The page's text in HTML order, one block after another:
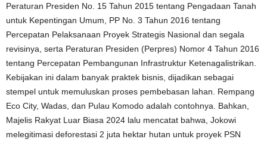
Peraturan Presiden No. 15 Tahun 2015 tentang Pengadaan Tanah
untuk Kepentingan Umum, PP No. 3 Tahun 2016 tentang
Percepatan Pelaksanaan Proyek Strategis Nasional dan segala
revisinya, serta Peraturan Presiden (Perpres) Nomor 4 Tahun 2016
tentang Percepatan Pembangunan Infrastruktur Ketenagalistrikan.
Kebijakan ini dalam banyak praktek bisnis, dijadikan sebagai
stempel untuk memuluskan proses pembebasan lahan. Rempang
Eco City, Wadas, dan Pulau Komodo adalah contohnya. Bahkan,
Majelis Rakyat Luar Biasa 2024 lalu mencatat bahwa, Jokowi
melegitimasi deforestasi 2 juta hektar hutan untuk proyek PSN